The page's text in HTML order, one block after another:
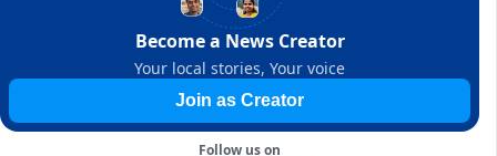
Become a News Creator
Your local stories, Your voice
Join as Creator
Follow us on